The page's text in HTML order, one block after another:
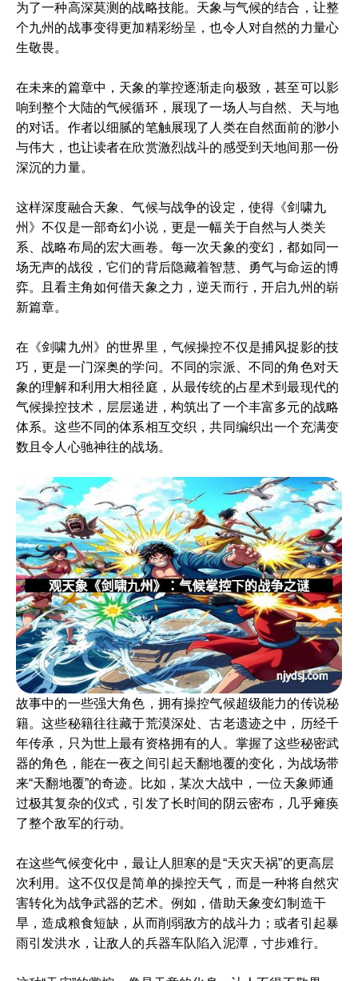
为了一种高深莫测的战略技能。天象与气候的结合，让整
个九州的战事变得更加精彩纷呈，也令人对自然的力量心
生敬畏。
在未来的篇章中，天象的掌控逐渐走向极致，甚至可以影
响到整个大陆的气候循环，展现了一场人与自然、天与地
的对话。作者以细腻的笔触展现了人类在自然面前的渺小
与伟大，也让读者在欣赏激烈战斗的感受到天地间那一份
深沉的力量。
这样深度融合天象、气候与战争的设定，使得《剑啸九
州》不仅是一部奇幻小说，更是一幅关于自然与人类关
系、战略布局的宏大画卷。每一次天象的变幻，都如同一
场无声的战役，它们的背后隐藏着智慧、勇气与命运的博
弈。且看主角如何借天象之力，逆天而行，开启九州的崭
新篇章。
在《剑啸九州》的世界里，气候操控不仅是捕风捉影的技
巧，更是一门深奥的学问。不同的宗派、不同的角色对天
象的理解和利用大相径庭，从最传统的占星术到最现代的
气候操控技术，层层递进，构筑出了一个丰富多元的战略
体系。这些不同的体系相互交织，共同编织出一个充满变
数且令人心驰神往的战场。
故事中的一些强大角色，拥有操控气候超级能力的传说秘
籍。这些秘籍往往藏于荒漠深处、古老遗迹之中，历经千
年传承，只为世上最有资格拥有的人。掌握了这些秘密武
器的角色，能在一夜之间引起天翻地覆的变化，为战场带
来“天翻地覆”的奇迹。比如，某次大战中，一位天象师通
过极其复杂的仪式，引发了长时间的阴云密布，几乎瘫痪
了整个敌军的行动。
在这些气候变化中，最让人胆寒的是“天灾天祸”的更高层
次利用。这不仅仅是简单的操控天气，而是一种将自然灾
害转化为战争武器的艺术。例如，借助天象变幻制造干
旱，造成粮食短缺，从而削弱敌方的战斗力；或者引起暴
雨引发洪水，让敌人的兵器车队陷入泥潭，寸步难行。